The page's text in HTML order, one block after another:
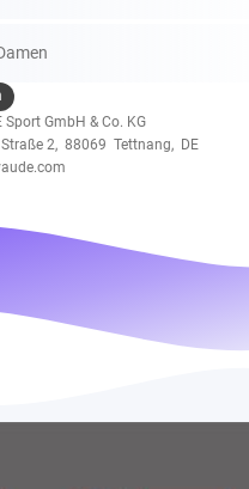
Sport GmbH & Co. KG
2, 88069 Tettnang, DE